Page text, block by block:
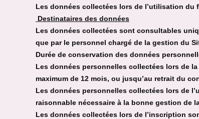
Les données collectées lors de l’utilisation
Destinataires des données
Les données collectées sont consultables
que par le personnel chargé de la gestion du
Durée de conservation des données
Les données personnelles collectées lors de
maximum de 12 mois, ou jusqu’au retrait du
Les données personnelles collectées lors de
raisonnable nécessaire à la bonne gestion de
Les données collectées lors de l’inscription